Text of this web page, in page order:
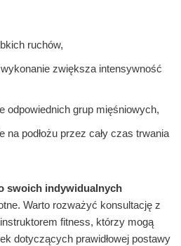
ruchów,
zwiększa intensywność
odpowiednich grup mięśniowych,
na podłożu przez cały czas trwania
swoich indywidualnych
Warto rozważyć konsultację z
fitness, którzy mogą
dotyczących prawidłowej postawy